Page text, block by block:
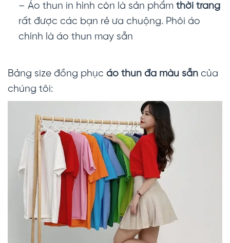
– Áo thun in hình còn là sản phẩm thời trang
rất được các bạn rẻ ưa chuộng. Phôi áo
chính là áo thun may sẵn
Bảng size đồng phục áo thun đa màu sẵn của
chúng tôi: